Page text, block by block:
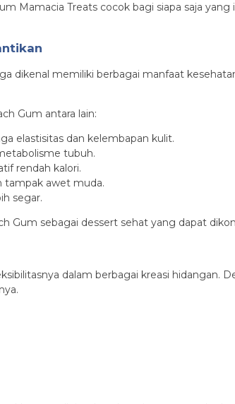
Mamacia Treats cocok bagi siapa saja
dikenal memiliki berbagai manfaat
Gum antara lain:
elastisitas dan kelembapan kulit.
tubuh.
rendah kalori.
tampak awet muda.
segar.
Gum sebagai dessert sehat yang dapat
dalam berbagai kreasi hidangan.